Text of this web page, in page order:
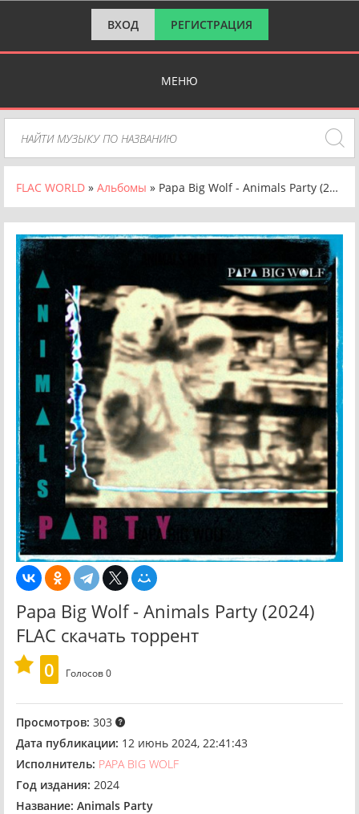
ВХОД РЕГИСТРАЦИЯ
МЕНЮ
FLAC WORLD » Альбомы » Papa Big Wolf - Animals Party (2024) FLAC
Papa Big Wolf - Animals Party (2024)
FLAC скачать торрент
0
Голосов0
Просмотров: 303
Дата публикации: 12 июнь 2024, 22:41:43
Исполнитель: PAPA BIG WOLF
Год издания: 2024
Название: Animals Party